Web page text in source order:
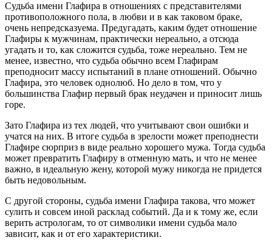
Судьба имени Глафира в отношениях с представителями
противоположного пола, в любви и в как таковом браке,
очень непредсказуема. Предугадать, каким будет отношение
Глафиры к мужчинам, практически нереально, а отсюда
угадать и то, как сложится судьба, тоже нереально. Тем не
менее, известно, что судьба обычно всем Глафирам
преподносит массу испытаний в плане отношений. Обычно
Глафира, это человек однолюб. Но дело в том, что у
большинства Глафир первый брак неудачен и приносит лишь
горе.
Зато Глафира из тех людей, что учитывают свои ошибки и
учатся на них. В итоге судьба в зрелости может преподнести
Глафире сюрприз в виде реально хорошего мужа. Тогда судьба
может превратить Глафиру в отменную мать, и что не менее
важно, в идеальную жену, которой мужу никогда не придется
быть недовольным.
С другой стороны, судьба имени Глафира такова, что может
сулить и совсем иной расклад событий. Да и к тому же, если
верить астрологам, то от символики имени судьба мало
зависит, как и от его характеристики.